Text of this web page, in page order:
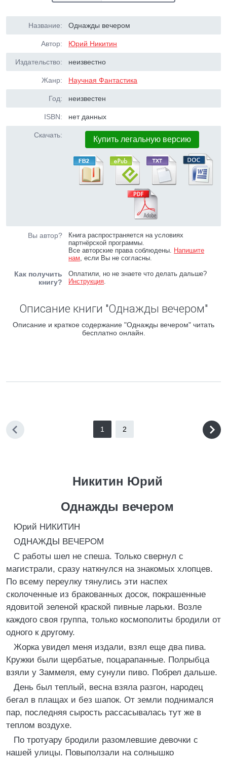
Название: Однажды вечером
Автор: Юрий Никитин
Издательство: неизвестно
Жанр: Научная Фантастика
Год: неизвестен
ISBN: нет данных
Скачать: Купить легальную версию
Вы автор?
Книга распространяется на условиях
партнёрской программы.
Все авторские права соблюдены. Напишите
нам, если Вы не согласны.
Как получить
книгу?
Оплатили, но не знаете что делать дальше?
Инструкция.
Описание книги "Однажды вечером"
Описание и краткое содержание "Однажды вечером" читать
бесплатно онлайн.
1 2
Никитин Юрий
Однажды вечером
Юрий НИКИТИН
ОДНАЖДЫ ВЕЧЕРОМ
С работы шел не спеша. Только свернул с
магистрали, сразу наткнулся на знакомых хлопцев.
По всему переулку тянулись эти наспех
сколоченные из бракованных досок, покрашенные
ядовитой зеленой краской пивные ларьки. Возле
каждого своя группа, только космополиты бродили от
одного к другому.
Жорка увидел меня издали, взял еще два пива.
Кружки были щербатые, поцарапанные. Полрыбца
взяли у Заммеля, ему сунули пиво. Побрел дальше.
День был теплый, весна взяла разгон, народец
бегал в плащах и без шапок. От земли поднимался
пар, последняя сырость рассасывалась тут же в
теплом воздухе.
По тротуару бродили разомлевшие девочки с
нашей улицы. Повыползали на солнышко